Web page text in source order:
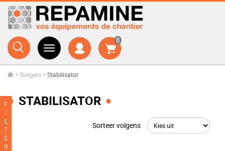
0
F
I
L
T
E
R
>Steigers >Stabilisator
STABILISATOR
Sorteer volgens